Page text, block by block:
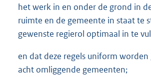
het werk in en onder de grond in
ruimte en de gemeente in staat te
gewenste regierol optimaal in te
en dat deze regels uniform
acht omliggende gemeenten;